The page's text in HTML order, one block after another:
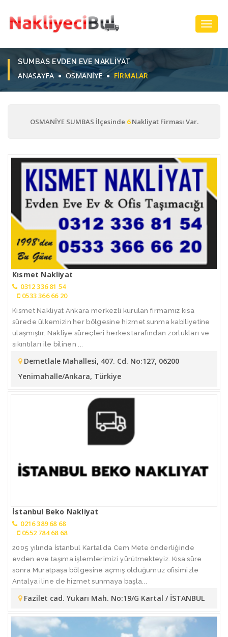
SUMBAS EVDEN EVE NAKLIYAT
ANASAYFA OSMANİYE FIRMALAR
OSMANİYE SUMBAS İlçesinde 6Nakliyat Firması Var.
Kısmet Nakliyat
0312 336 81 54
0533 366 66 20
Kısmet Nakliyat Ankara merkezli kurulan firmamız kısa
sürede ülkemizin her bölgesine hizmet sunma kabiliyetine
ulaşmıştır. Nakliye süreçleri herkes tarafından zorlukları ve
sıkıntıları ile bilinen ...
Demetlale Mahallesi, 407. Cd. No:127, 06200
Yenimahalle/Ankara, Türkiye
İstanbul Beko Nakliyat
0216 389 68 68
0552 784 68 68
2005 yılında İstanbul Kartal’da Cem Mete önderliğinde
evden eve taşıma işlemlerimizi yürütmekteyiz. Kısa süre
sonra Muratpaşa bölgesine açmış olduğumuz ofisimizle
Antalya iline de hizmet sunmaya başla...
Fazilet cad. Yukarı Mah. No:19/G Kartal / İSTANBUL